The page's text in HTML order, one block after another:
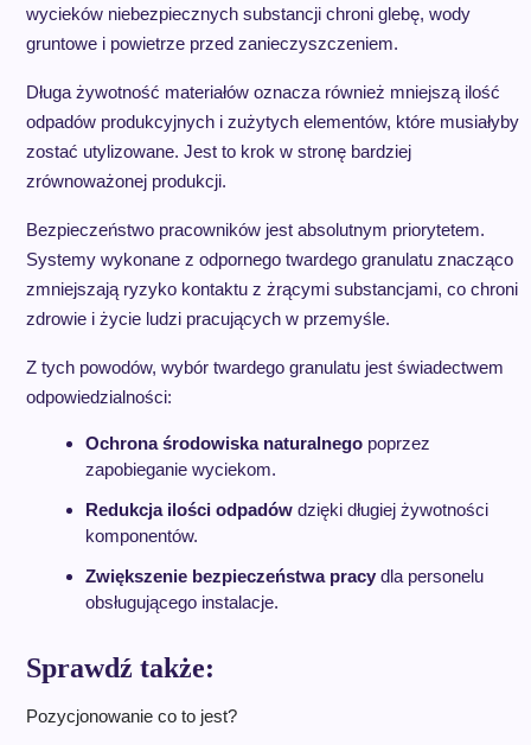
wycieków niebezpiecznych substancji chroni glebę, wody
gruntowe i powietrze przed zanieczyszczeniem.
Długa żywotność materiałów oznacza również mniejszą ilość
odpadów produkcyjnych i zużytych elementów, które musiałyby
zostać utylizowane. Jest to krok w stronę bardziej
zrównoważonej produkcji.
Bezpieczeństwo pracowników jest absolutnym priorytetem.
Systemy wykonane z odpornego twardego granulatu znacząco
zmniejszają ryzyko kontaktu z żrącymi substancjami, co chroni
zdrowie i życie ludzi pracujących w przemyśle.
Z tych powodów, wybór twardego granulatu jest świadectwem
odpowiedzialności:
Ochrona środowiska naturalnegopoprzez
zapobieganie wyciekom.
Redukcja ilości odpadówdzięki długiej żywotności
komponentów.
Zwiększenie bezpieczeństwa pracydla personelu
obsługującego instalacje.
Sprawdź także:
Pozycjonowanie co to jest?